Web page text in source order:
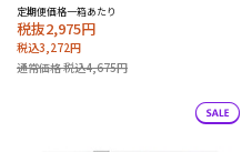
定期便価格一箱あたり
税抜2,975円
税込3,272円
通常価格 税込4,675円